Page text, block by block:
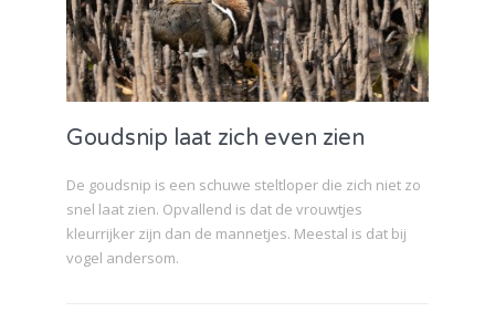
Goudsnip laat zich even zien
De goudsnip is een schuwe steltloper die zich niet zo
snel laat zien. Opvallend is dat de vrouwtjes
kleurrijker zijn dan de mannetjes. Meestal is dat bij
vogel andersom.